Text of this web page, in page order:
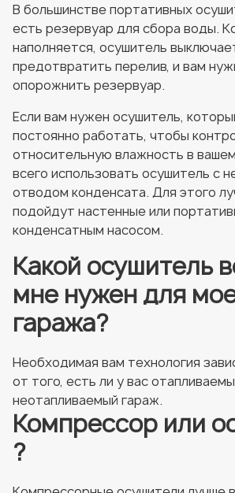
В большинстве портативных
есть резервуар для сбора воды.
наполняется, осушитель
предотвратить перелив, и вам
опорожнить резервуар.
Если вам нужен осушитель,
постоянно работать, чтобы
относительную влажность в
всего использовать осушитель с
отводом конденсата. Для этого
подойдут настенные или
конденсатным насосом.
Какой осушитель
мне нужен для
гаража?
Необходимая вам технология
от того, есть ли у вас
неотапливаемый гараж.
Компрессор или
?